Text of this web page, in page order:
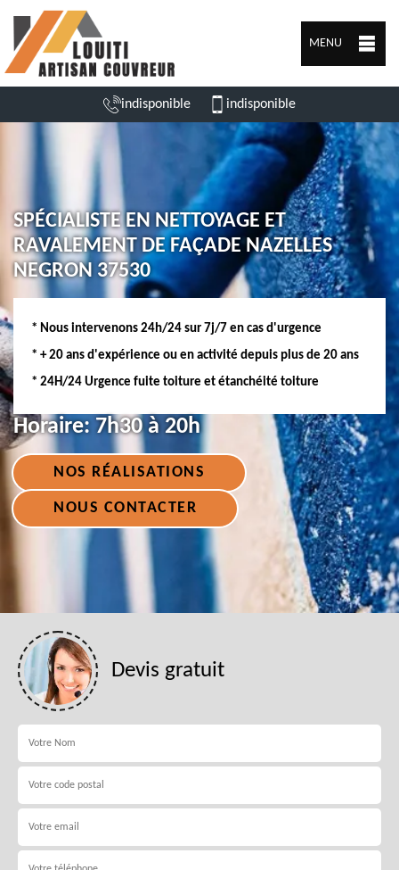
MENU
indisponible indisponible
SPÉCIALISTE EN NETTOYAGE ET
RAVALEMENT DE FAÇADE NAZELLES
NEGRON 37530
* Nous intervenons 24h/24 sur 7j/7 en cas d'urgence
* + 20 ans d'expérience ou en activité depuis plus de 20 ans
* 24H/24 Urgence fuite toiture et étanchéité toiture
Horaire: 7h30 à 20h
NOS RÉALISATIONS
NOUS CONTACTER
Devis gratuit